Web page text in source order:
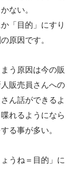
ない。
「目的」にすり
原因です。
う原因は今の販
販売員さんへの
ん話ができるよ
れるようになら
る事が多い。
うね＝目的」に